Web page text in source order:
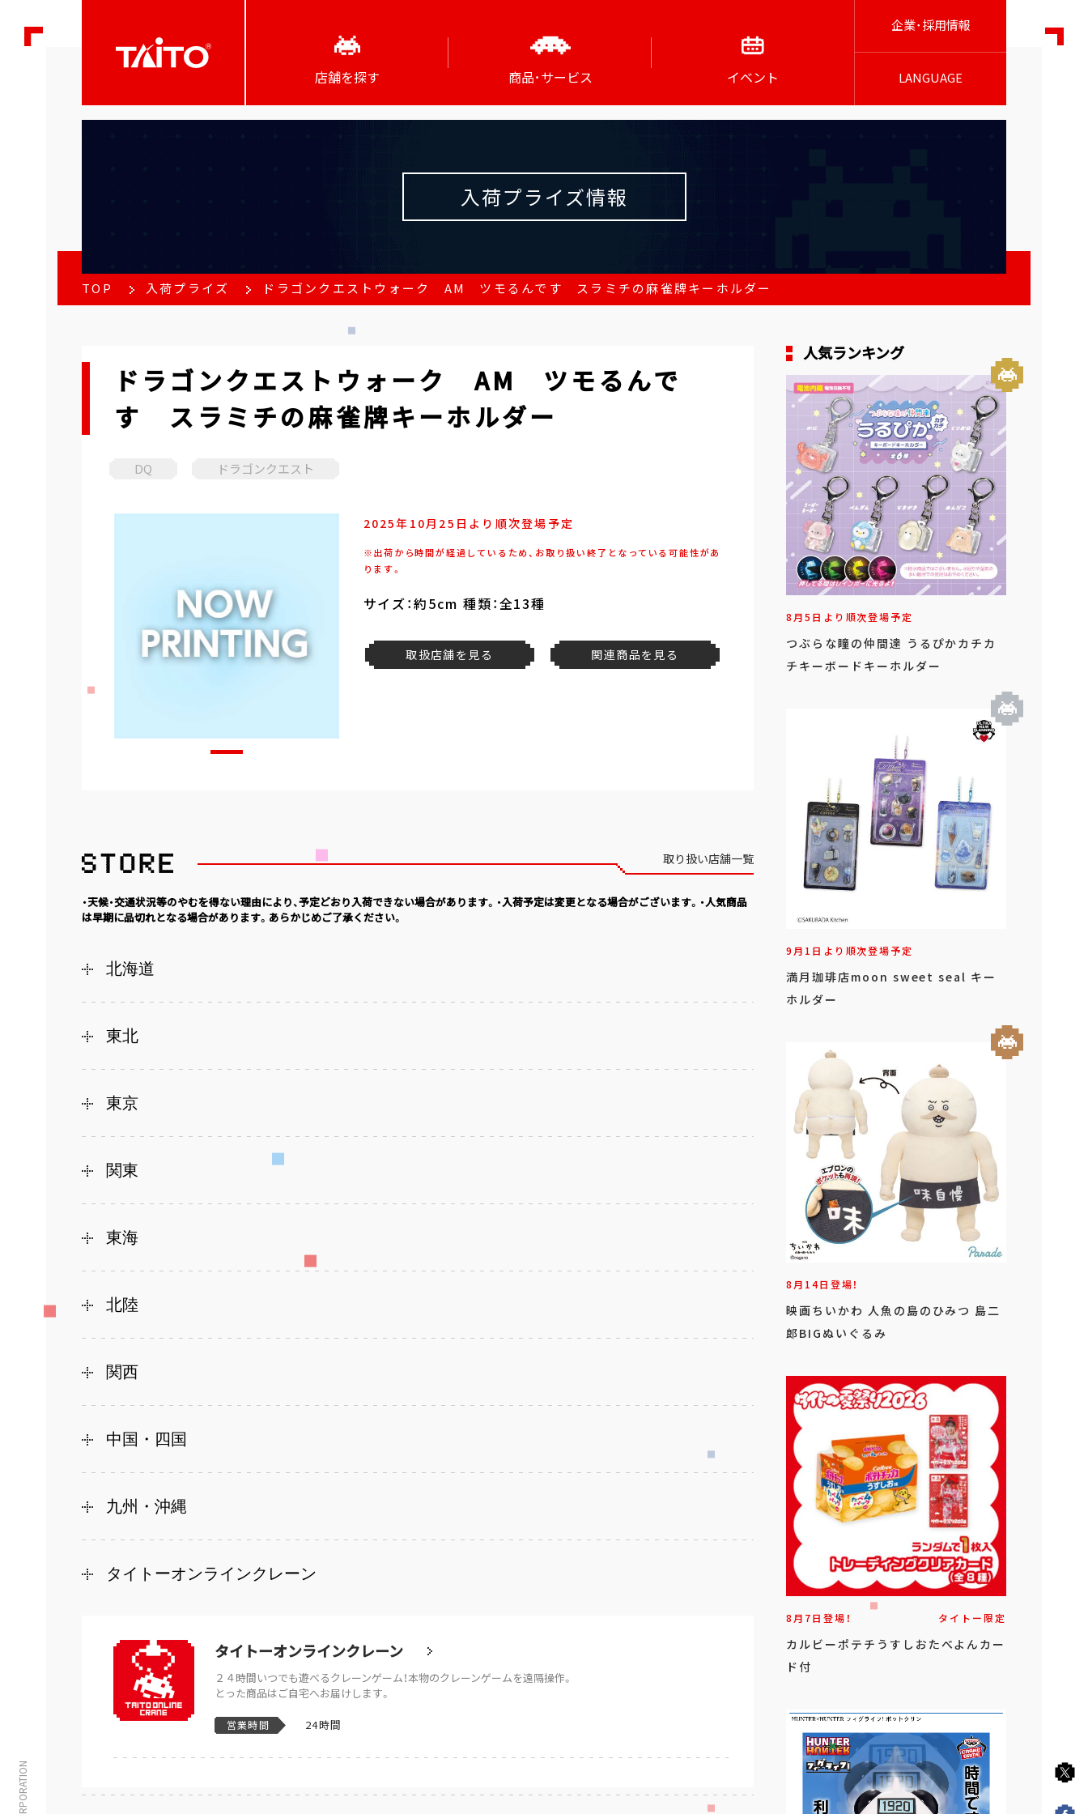
店舗を探す 商品･サービス イベント
企業･採用情報
LANGUAGE
入荷プライズ情報
TOP 入荷プライズ ドラゴンクエストウォーク AM ツモるんです スラミチの麻雀牌キーホルダー
ドラゴンクエストウォーク AM ツモるんで
す スラミチの麻雀牌キーホルダー
DQ ドラゴンクエスト
2025年10月25日より順次登場予定
※出荷から時間が経過しているため、お取り扱い終了となっている可能性があ
ります。
サイズ：約5cm 種類：全13種
取扱店舗を見る 関連商品を見る
取り扱い店舗一覧
・天候・交通状況等のやむを得ない理由により、予定どおり入荷できない場合があります。・入荷予定は変更となる場合がございます。・人気商品
は早期に品切れとなる場合があります。あらかじめご了承ください。
北海道
東北
東京
関東
東海
北陸
関西
中国・四国
九州・沖縄
タイトーオンラインクレーン
タイトーオンラインクレーン
２４時間いつでも遊べるクレーンゲーム！本物のクレーンゲームを遠隔操作。
とった商品はご自宅へお届けします。
営業時間 24時間
人気ランキング
8月5日より順次登場予定
つぶらな瞳の仲間達 うるぴかカチカ
チキーボードキーホルダー
9月1日より順次登場予定
満月珈琲店moon sweet seal キー
ホルダー
8月14日登場！
映画ちいかわ 人魚の島のひみつ 島二
郎BIGぬいぐるみ
8月7日登場！ タイトー限定
カルビーポテチうすしおたべよんカー
ド付